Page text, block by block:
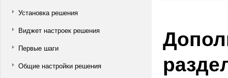
Установка решения
Виджет настроек решения
Первые шаги
Общие настройки решения